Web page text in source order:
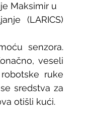
Maksimir u
(LARICS)
senzora.
veseli
ruke
sredstva za
otišli kući.